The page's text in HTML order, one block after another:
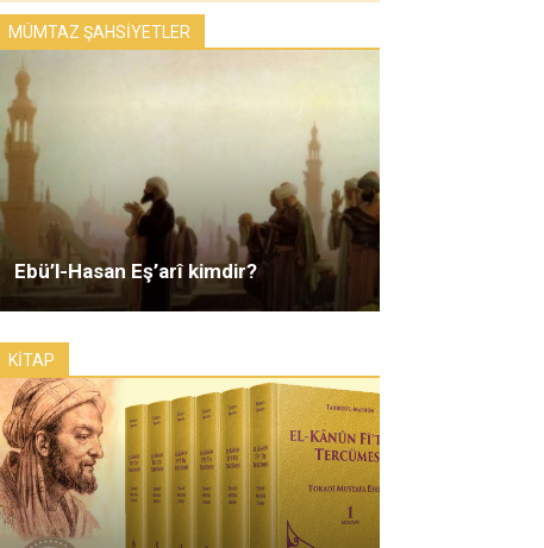
MÜMTAZ ŞAHSİYETLER
Ebü’l-Hasan Eş’arî kimdir?
KİTAP